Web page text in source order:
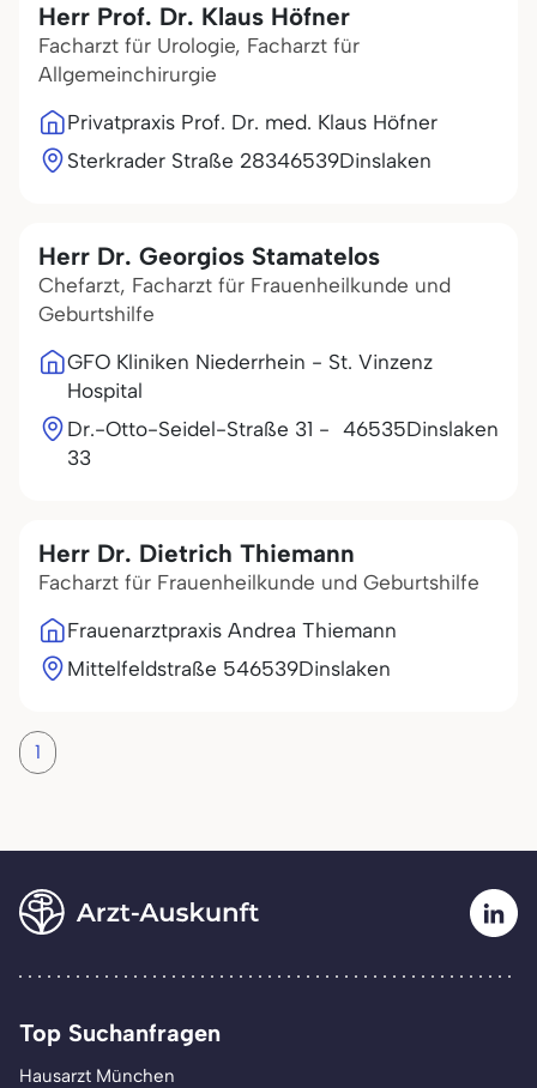
Herr Prof. Dr. Klaus Höfner
Facharzt für Urologie, Facharzt für
Allgemeinchirurgie
Privatpraxis Prof. Dr. med. Klaus Höfner
Sterkrader Straße 28346539Dinslaken
Herr Dr. Georgios Stamatelos
Chefarzt, Facharzt für Frauenheilkunde und
Geburtshilfe
GFO Kliniken Niederrhein - St. Vinzenz
Hospital
Dr.-Otto-Seidel-Straße 31 -
33
46535Dinslaken
Herr Dr. Dietrich Thiemann
Facharzt für Frauenheilkunde und Geburtshilfe
Frauenarztpraxis Andrea Thiemann
Mittelfeldstraße 546539Dinslaken
1
Top Suchanfragen
Hausarzt München